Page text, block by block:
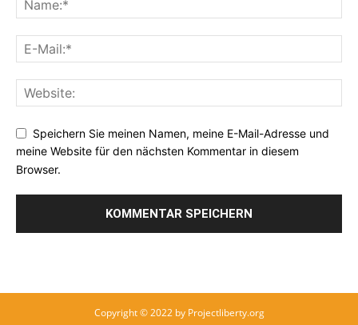
Speichern Sie meinen Namen, meine E-Mail-Adresse und
meine Website für den nächsten Kommentar in diesem
Browser.
Copyright © 2022 by Projectliberty.org